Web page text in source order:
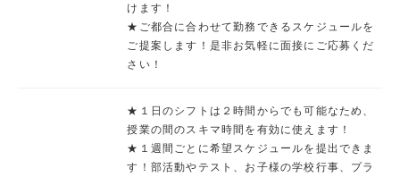
けます！
★ご都合に合わせて勤務できるスケジュールを
ご提案します！是非お気軽に面接にご応募くだ
さい！
★１日のシフトは２時間からでも可能なため、
授業の間のスキマ時間を有効に使えます！
★１週間ごとに希望スケジュールを提出できま
す！部活動やテスト、お子様の学校行事、プラ